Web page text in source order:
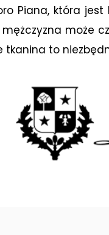
Piana, która
może
tkanina to